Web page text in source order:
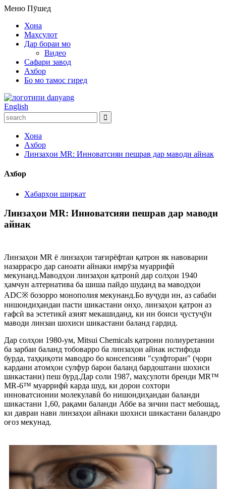
Меню Пӯшед
Хона
Маҳсулот
Дар бораи мо
Видео
Сафари завод
Ахбор
Бо мо тамос гиред
English
Хона
Ахбор
Линзаҳои MR: Инноватсияи пешрав дар маводи айнак
Ахбор
Хабарҳои ширкат
Линзаҳои MR: Инноватсияи пешрав дар маводи
айнак
Линзаҳои MR ё линзаҳои тағирёфтаи қатрон як навоварии
назаррасро дар саноати айнаки имрӯза муаррифӣ
мекунанд.Маводҳои линзаҳои қатронӣ дар солҳои 1940
ҳамчун алтернатива ба шиша пайдо шуданд ва маводҳои
ADC※ бозорро монополия мекунанд.Бо вуҷуди ин, аз сабаби
нишондиҳандаи пасти шикастани онҳо, линзаҳои қатрон аз
ғафсӣ ва эстетикӣ азият мекашиданд, ки ин боиси ҷустуҷӯи
маводи линзаи шохиси шикастани баланд гардид.
Дар солҳои 1980-ум, Mitsui Chemicals қатрони полиуретании
ба зарбаи баланд тобоварро ба линзаҳои айнак истифода
бурда, таҳқиқоти маводро бо консепсияи "сулфторан" (ҷори
кардани атомҳои сулфур барои баланд бардоштани шохиси
шикастани) пеш бурд.Дар соли 1987, маҳсулоти бренди MR™
MR-6™ муаррифӣ карда шуд, ки дорои сохтори
инноватсионии молекулавӣ бо нишондиҳандаи баланди
шикастани 1,60, рақами баланди Аббе ва зичии паст мебошад,
ки давраи нави линзаҳои айнаки шохиси шикастани баландро
оғоз мекунад.